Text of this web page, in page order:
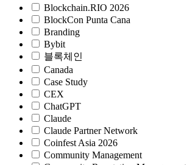
Blockchain.RIO 2026
BlockCon Punta Cana
Branding
Bybit
블록체인
Canada
Case Study
CEX
ChatGPT
Claude
Claude Partner Network
Coinfest Asia 2026
Community Management